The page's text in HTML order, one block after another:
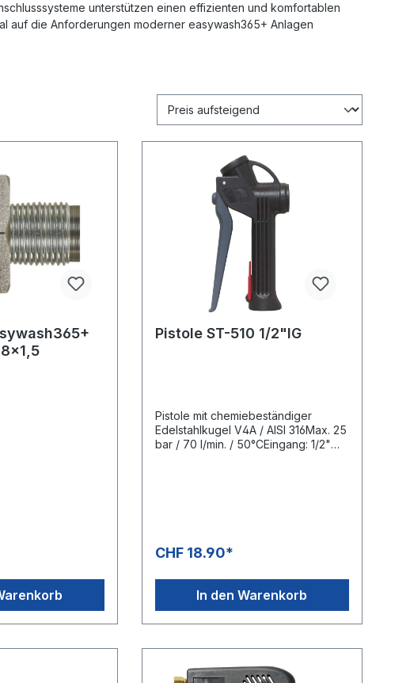
unterstützen einen effizienten und komfortablen
auf die Anforderungen moderner easywash365+ Anlagen
Pistole ST-510 1/2"IG
Pistole mit chemiebeständiger
Edelstahlkugel V4A / AISI 316Max. 25
bar / 70 l/min. / 50°CEingang: 1/2"
CHF 18.90*
In den Warenkorb